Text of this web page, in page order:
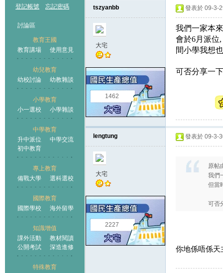
登記帳號 忘記密碼
討論區
教育王國
教育講場
使用意見
幼兒教育
幼校討論
幼教雜談
小學教育
小一選校
小學雜談
中學教育
升中派位
中學交流
初中教育
專上教育
備戰大學
選科選校
國際教育
國際學校
海外留學
知識增值
課外活動
教材閱讀
公開考試
深造進修
特殊教育
王國
tszyanbb
大宅
1462
發表於 09-3-
我們一家本
會於6月派位
間小學我想
可否分享一
lengtung
大宅
2227
發表於 09-3-
原帖
我們
但當
可否
你地係唔係天